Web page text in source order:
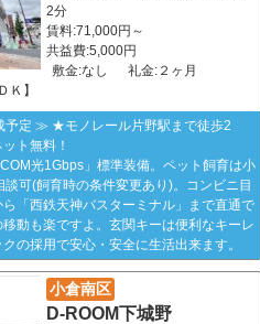
2分
賃料:71,000円～
共益費:5,000円
敷金:なし
礼金:２ヶ月
Ｋ】
予定 ≫ ★モノレール片野駅まで徒歩2
ト無料！
光1Gbps」標準装備。ペット飼育は小
可(飼育時の条件変更あり)。コンビニ目
「西鉄天神バスターミナル」まで直通で
動も楽ですよ。玄関キーは便利なキーレ
の採用で安心・安全に生活出来ます。
小倉南区
D-ROOM下城野